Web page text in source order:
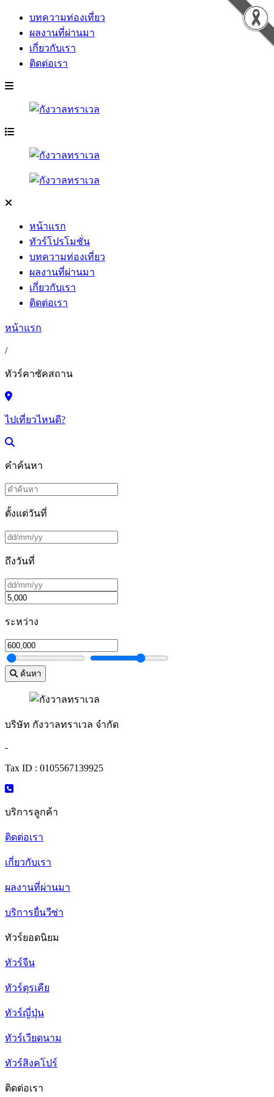
บทความท่องเที่ยว
ผลงานที่ผ่านมา
เกี่ยวกับเรา
ติดต่อเรา
หน้าแรก
ทัวร์โปรโมชั่น
บทความท่องเที่ยว
ผลงานที่ผ่านมา
เกี่ยวกับเรา
ติดต่อเรา
หน้าแรก
/
ทัวร์คาซัคสถาน
ไปเที่ยวไหนดี?
คำค้นหา
ตั้งแต่วันที่
ถึงวันที่
ระหว่าง
ค้นหา
บริษัท กังวาลทราเวล จำกัด
-
Tax ID : 0105567139925
บริการลูกค้า
ติดต่อเรา
เกี่ยวกับเรา
ผลงานที่ผ่านมา
บริการยื่นวีซ่า
ทัวร์ยอดนิยม
ทัวร์จีน
ทัวร์ตุรเคีย
ทัวร์ญี่ปุ่น
ทัวร์เวียดนาม
ทัวร์สิงคโปร์
ติดต่อเรา